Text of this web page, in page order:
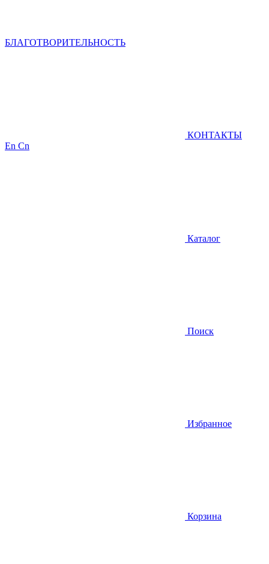
БЛАГОТВОРИТЕЛЬНОСТЬ
КОНТАКТЫ
En Cn
Каталог
Поиск
Избранное
Корзина